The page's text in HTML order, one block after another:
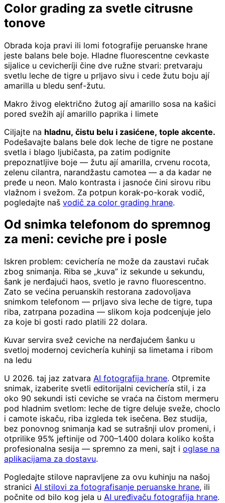
Color grading za svetle citrusne
tonove
Obrada koja pravi ili lomi fotografije peruanske hrane
jeste balans bele boje. Hladne fluorescentne cevkaste
sijalice u cevicheríji čine dve ružne stvari: pretvaraju
svetlu leche de tigre u prljavo sivu i cede žutu boju ají
amarilla u bledu senf-žutu.
Makro živog električno žutog ají amarillo sosa na kašici
pored svežih ají amarillo paprika i limete
Ciljajte na hladnu, čistu belu i zasićene, tople akcente.
Podešavajte balans bele dok leche de tigre ne postane
svetla i blago ljubičasta, pa zatim podignite
prepoznatljive boje — žutu ají amarilla, crvenu rocota,
zelenu cilantra, narandžastu camotea — a da kadar ne
pređe u neon. Malo kontrasta i jasnoće čini sirovu ribu
vlažnom i svežom. Za potpun korak-po-korak vodič,
pogledajte naš vodič za color grading hrane.
Od snimka telefonom do spremnog
za meni: ceviche pre i posle
Iskren problem: cevichería ne može da zaustavi ručak
zbog snimanja. Riba se „kuva” iz sekunde u sekundu,
šank je nerđajući haos, svetlo je ravno fluorescentno.
Zato se većina peruanskih restorana zadovoljava
snimkom telefonom — prljavo siva leche de tigre, tupa
riba, zatrpana pozadina — slikom koja podcenjuje jelo
za koje bi gosti rado platili 22 dolara.
Kuvar servira svež ceviche na nerđajućem šanku u
svetloj modernoj cevichería kuhinji sa limetama i ribom
na ledu
U 2026. taj jaz zatvara AI fotografija hrane. Otpremite
snimak, izaberite svetli editorijalni cevichería stil, i za
oko 90 sekundi isti ceviche se vraća na čistom mermeru
pod hladnim svetlom: leche de tigre deluje sveže, choclo
i camote iskaču, riba izgleda tek isečena. Bez studija,
bez ponovnog snimanja kad se sutrašnji ulov promeni, i
otprilike 95% jeftinije od 700–1.400 dolara koliko košta
profesionalna sesija — spremno za meni, sajt i oglase na
aplikacijama za dostavu.
Pogledajte stilove napravljene za ovu kuhinju na našoj
stranici AI stilovi za fotografisanje peruanske hrane, ili
počnite od bilo kog jela u AI uređivaču fotografija hrane.